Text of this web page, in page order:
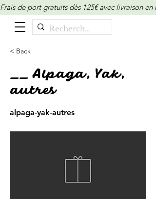
Frais de port gratuits dès 125€ avec livraison
< Back
__ Alpaga, Yak,
autres
alpaga-yak-autres